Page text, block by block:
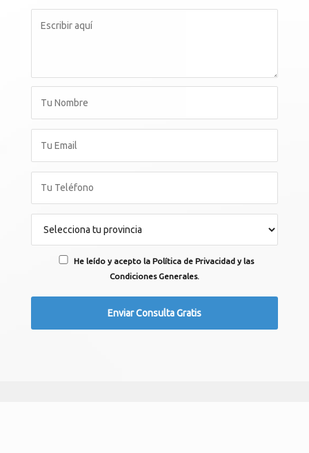
He leído y acepto la Política de Privacidad y las
Condiciones Generales.